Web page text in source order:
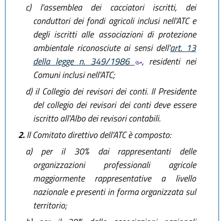
c)l'assemblea dei cacciatori iscritti, dei
conduttori dei fondi agricoli inclusi nell'ATC e
degli iscritti alle associazioni di protezione
ambientale riconosciute ai sensi dell'art. 13
della legge n. 349/1986
, residenti nei
Comuni inclusi nell'ATC;
d)il Collegio dei revisori dei conti. Il Presidente
del collegio dei revisori dei conti deve essere
iscritto all'Albo dei revisori contabili.
2.Il Comitato direttivo dell'ATC è composto:
a)per il 30% dai rappresentanti delle
organizzazioni professionali agricole
maggiormente rappresentative a livello
nazionale e presenti in forma organizzata sul
territorio;